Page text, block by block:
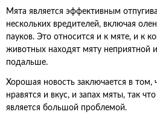
Мята является эффективным
нескольких вредителей, включая
пауков. Это относится и к мяте, и к
животных находят мяту неприятной
подальше.
Хорошая новость заключается в том,
нравятся и вкус, и запах мяты, так
является большой проблемой.